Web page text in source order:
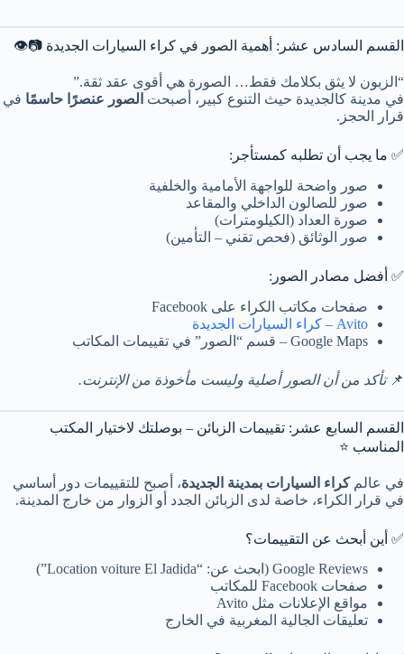
القسم السادس عشر: أهمية الصور في كراء السيارات الجديدة 📷👁️
“الزبون لا يثق بكلامك فقط… الصورة هي أقوى عقد ثقة.”
في مدينة كالجديدة حيث التنوع كبير، أصبحت الصور عنصرًا حاسمًا في
قرار الحجز.
✅ ما يجب أن تطلبه كمستأجر:
صور واضحة للواجهة الأمامية والخلفية
صور للصالون الداخلي والمقاعد
صورة العداد (الكيلومترات)
صور الوثائق (فحص تقني – التأمين)
✅ أفضل مصادر الصور:
صفحات مكاتب الكراء على Facebook
Avito – كراء السيارات الجديدة
Google Maps – قسم “الصور” في تقييمات المكاتب
📌تأكد من أن الصور أصلية وليست مأخوذة من الإنترنت.
القسم السابع عشر: تقييمات الزبائن – بوصلتك لاختيار المكتب
المناسب ⭐
في عالمكراء السيارات بمدينة الجديدة، أصبح للتقييمات دور أساسي
في قرار الكراء، خاصة لدى الزبائن الجدد أو الزوار من خارج المدينة.
✅ أين أبحث عن التقييمات؟
Google Reviews (ابحث عن: “Location voiture El Jadida”)
صفحات Facebook للمكاتب
مواقع الإعلانات مثل Avito
تعليقات الجالية المغربية في الخارج